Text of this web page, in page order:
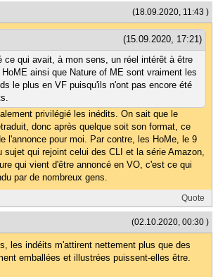
(18.09.2020, 11:43 )
(15.09.2020, 17:21)
ce qui avait, à mon sens, un réel intérêt à être
ainsi que Nature of ME sont vraiment les
le plus en VF puisqu'ils n'ont pas encore été
privilégié les inédits. On sait que le
donc après quelque soit son format, ce
l'annonce pour moi. Par contre, les HoMe, le 9
sujet qui rejoint celui des CLI et la série Amazon,
qui vient d'être annoncé en VO, c'est ce qui
par de nombreux gens.
Quote
(02.10.2020, 00:30 )
les indéits m'attirent nettement plus que des
emballées et illustrées puissent-elles être.